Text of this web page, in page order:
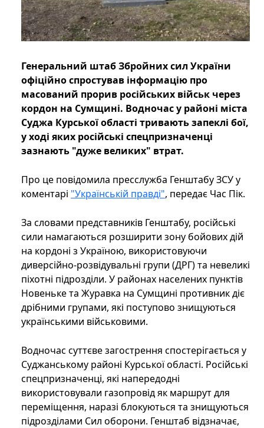
Генеральний штаб Збройних сил України
офіційно спростував інформацію про
масований прорив російських військ через
кордон на Сумщині. Водночас у районі міста
Суджа Курської області тривають запеклі бої,
у ході яких російські спецпризначенці
зазнають "дуже великих" втрат.
Про це повідомила пресслужба Генштабу ЗСУ у
коментарі "Українській правді", передає Час Пік.
За словами представників Генштабу, російські
сили намагаються розширити зону бойових дій
на кордоні з Україною, використовуючи
диверсійно-розвідувальні групи (ДРГ) та невеликі
піхотні підрозділи. У районах населених пунктів
Новеньке та Журавка на Сумщині противник діє
дрібними групами, які поступово знищуються
українськими військовими.
Водночас суттєве загострення спостерігається у
Суджанському районі Курської області. Російські
спецпризначенці, які напередодні
використовували газопровід як маршрут для
переміщення, наразі блокуються та знищуються
підрозділами Сил оборони. Генштаб відзначає,